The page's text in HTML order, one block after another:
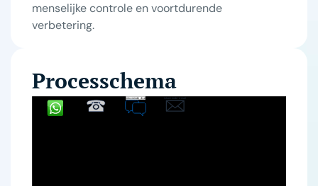
menselijke controle en voortdurende
verbetering.
Processchema